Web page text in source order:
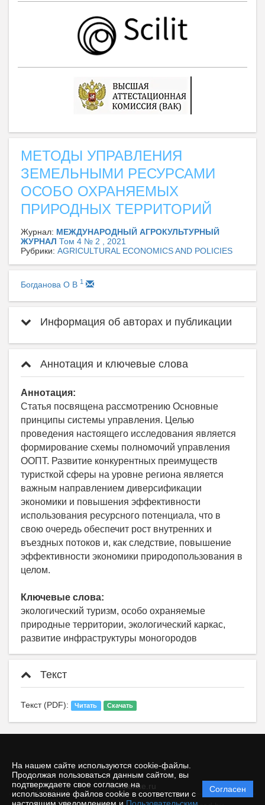
На нашем сайте используются cookie-файлы.
Продолжая пользоваться данным сайтом, вы
подтверждаете свое согласие на
использование файлов cookie в соответствии с
Согласен
МЕТОДЫ УПРАВЛЕНИЯ
ЗЕМЕЛЬНЫМИ РЕСУРСАМИ
ОСОБО ОХРАНЯЕМЫХ
ПРИРОДНЫХ ТЕРРИТОРИЙ
Журнал: МЕЖДУНАРОДНЫЙ АГРОКУЛЬТУРНЫЙ
ЖУРНАЛ Том 4 № 2 , 2021
Рубрики: AGRICULTURAL ECONOMICS AND POLICIES
Богданова О В 1
Информация об авторах и публикации
Аннотация и ключевые слова
Аннотация:
Статья посвящена рассмотрению Основные
принципы системы управления. Целью
проведения настоящего исследования является
формирование схемы полномочий управления
ООПТ. Развитие конкурентных преимуществ
туристкой сферы на уровне региона является
важным направлением диверсификации
экономики и повышения эффективности
использования ресурсного потенциала, что в
свою очередь обеспечит рост внутренних и
въездных потоков и, как следствие, повышение
эффективности экономики природопользования в
целом.
Ключевые слова:
экологический туризм, особо охраняемые
природные территории, экологический каркас,
развитие инфраструктуры моногородов
Текст
Текст (PDF): Читать Скачать
© ecience.ru
Политика
защиты и